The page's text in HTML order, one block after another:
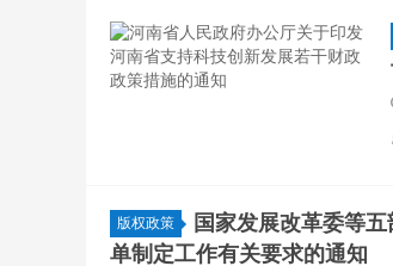
版权政策
国家发展改革委等
单制定工作有关要求的通知